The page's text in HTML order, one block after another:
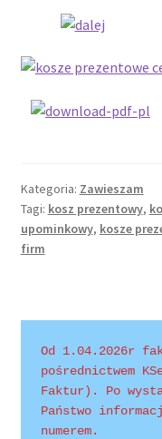
Twój koszyk
Wishlist
Kategoria: Zawieszam
Tagi: kosz prezentowy,
upominkowy, kosze
firm
Od 1.04.2026r
pośrednictwem
Faktur). Po
Państwo
numerem.